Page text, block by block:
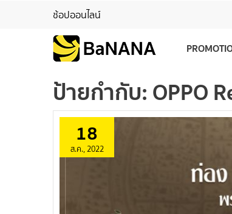
ช้อปออนไลน์
ป้ายกำกับ:OPPO
18
ส.ค., 2022